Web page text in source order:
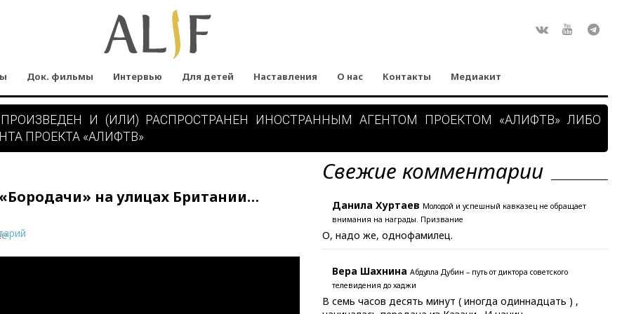
Док. фильмы Интервью Для детей Наставления О нас Контакты Медиакит
И (ИЛИ) РАСПРОСТРАНЕН ИНОСТРАННЫМ АГЕНТОМ ПРОЕКТОМ «АЛИФТВ» ЛИБО
ПРОЕКТА «АЛИФТВ»
на улицах Британии…
Свежие комментарии
Данила Хуртаев Молодой и успешный кавказец не обращает
внимания на награды. Призвание
О, надо же, однофамилец.
Вера Шахнина Абдулла Дубин – путь от диктора советского
телевидения до хаджи
В семь часов десять минут ( иногда одиннадцать ) ,